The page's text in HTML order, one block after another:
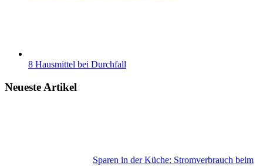
8 Hausmittel bei Durchfall
Neueste Artikel
Sparen in der Küche: Stromverbrauch beim